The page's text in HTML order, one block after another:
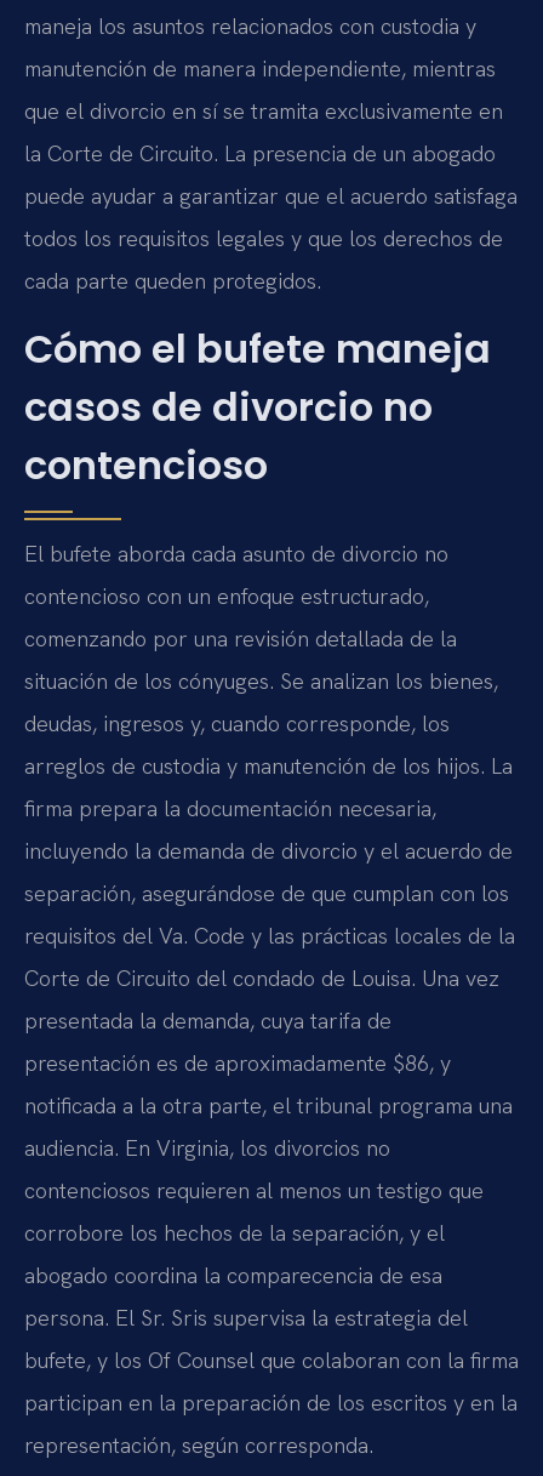
maneja los asuntos relacionados con custodia y
manutención de manera independiente, mientras
que el divorcio en sí se tramita exclusivamente en
la Corte de Circuito. La presencia de un abogado
puede ayudar a garantizar que el acuerdo satisfaga
todos los requisitos legales y que los derechos de
cada parte queden protegidos.
Cómo el bufete maneja
casos de divorcio no
contencioso
El bufete aborda cada asunto de divorcio no
contencioso con un enfoque estructurado,
comenzando por una revisión detallada de la
situación de los cónyuges. Se analizan los bienes,
deudas, ingresos y, cuando corresponde, los
arreglos de custodia y manutención de los hijos. La
firma prepara la documentación necesaria,
incluyendo la demanda de divorcio y el acuerdo de
separación, asegurándose de que cumplan con los
requisitos del Va. Code y las prácticas locales de la
Corte de Circuito del condado de Louisa. Una vez
presentada la demanda, cuya tarifa de
presentación es de aproximadamente $86, y
notificada a la otra parte, el tribunal programa una
audiencia. En Virginia, los divorcios no
contenciosos requieren al menos un testigo que
corrobore los hechos de la separación, y el
abogado coordina la comparecencia de esa
persona. El Sr. Sris supervisa la estrategia del
bufete, y los Of Counsel que colaboran con la firma
participan en la preparación de los escritos y en la
representación, según corresponda.